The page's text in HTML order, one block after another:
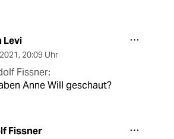
Levi
, 20:09 Uhr
Fissner:
Anne Will geschaut?
Fissner